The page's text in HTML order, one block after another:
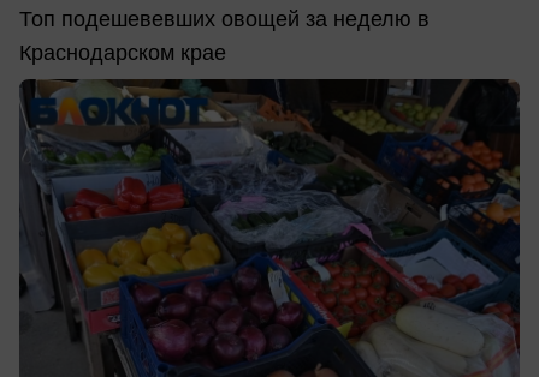
Топ подешевевших овощей за неделю в
Краснодарском крае